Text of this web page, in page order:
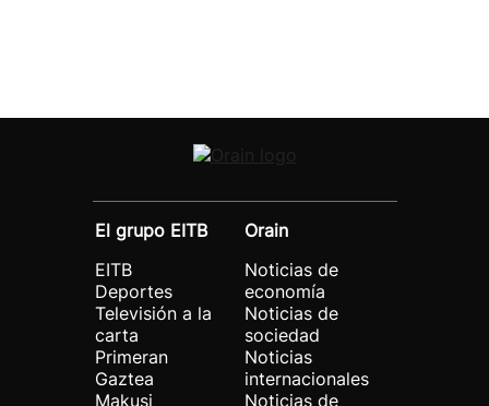
El grupo EITB
EITB
Deportes
Televisión a la
carta
Primeran
Gaztea
Makusi
Orain
Noticias de
economía
Noticias de
sociedad
Noticias
internacionales
Noticias de